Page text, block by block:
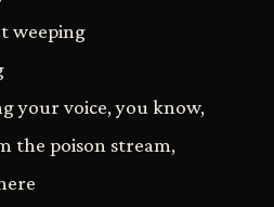
weeping
your voice, you know,
the poison stream,